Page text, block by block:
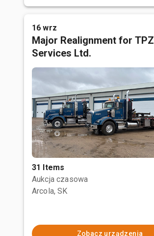
16 wrz
Major Realignment for TPZ
Services Ltd.
31 Items
Aukcja czasowa
Arcola, SK
Zobacz urządzenia